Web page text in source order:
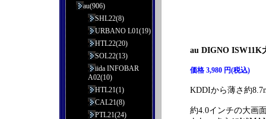
au DIGNO ISW11K
価格 3,980 円(税込)
KDDIから薄さ約
約4.0インチの大画
au(906)
SHL22(8)
URBANO L01(19)
HTL22(20)
SOL22(13)
iida INFOBAR
A02(10)
HTL21(1)
CAL21(8)
PTL21(24)